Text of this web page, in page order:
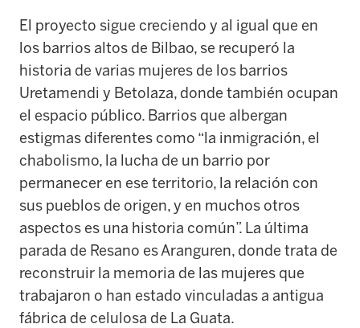
El proyecto sigue creciendo y al igual que en
los barrios altos de Bilbao, se recuperó la
historia de varias mujeres de los barrios
Uretamendi y Betolaza, donde también ocupan
el espacio público. Barrios que albergan
estigmas diferentes como “la inmigración, el
chabolismo, la lucha de un barrio por
permanecer en ese territorio, la relación con
sus pueblos de origen, y en muchos otros
aspectos es una historia común”. La última
parada de Resano es Aranguren, donde trata de
reconstruir la memoria de las mujeres que
trabajaron o han estado vinculadas a antigua
fábrica de celulosa de La Guata.